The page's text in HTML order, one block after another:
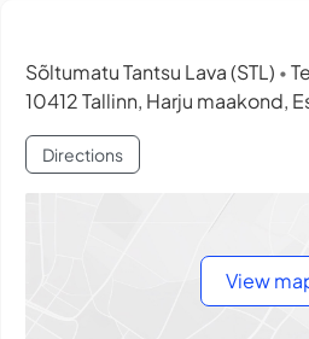
Sõltumatu Tantsu Lava (STL) •
10412 Tallinn, Harju maakond,
Directions
View